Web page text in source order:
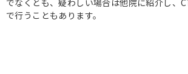
でなくとも、疑わしい場合は他院に紹介し、
で行うこともあります。